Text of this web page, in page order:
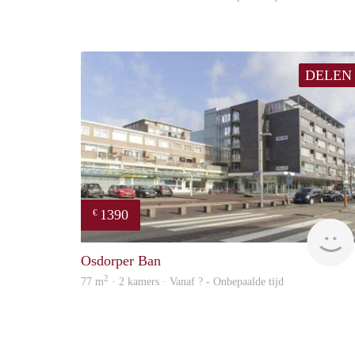
DELEN
€ 1390
Osdorper Ban
77 m2 · 2 kamers · Vanaf ? - Onbepaalde tijd